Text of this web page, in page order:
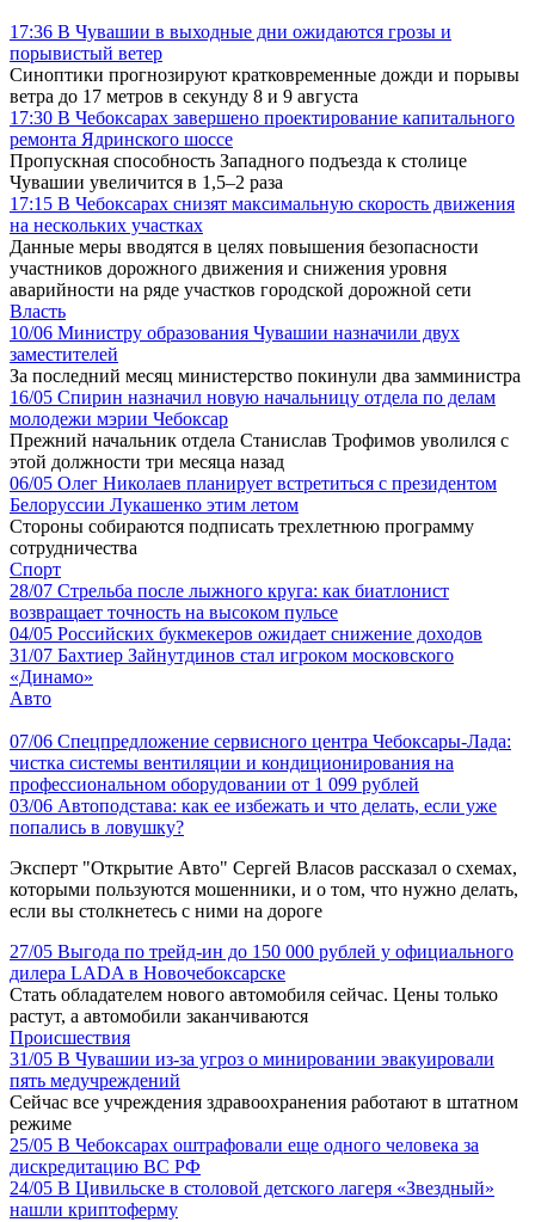
17:36 В Чувашии в выходные дни ожидаются грозы и
порывистый ветер
Синоптики прогнозируют кратковременные дожди и порывы
ветра до 17 метров в секунду 8 и 9 августа
17:30 В Чебоксарах завершено проектирование капитального
ремонта Ядринского шоссе
Пропускная способность Западного подъезда к столице
Чувашии увеличится в 1,5–2 раза
17:15 В Чебоксарах снизят максимальную скорость движения
на нескольких участках
Данные меры вводятся в целях повышения безопасности
участников дорожного движения и снижения уровня
аварийности на ряде участков городской дорожной сети
Власть
10/06 Министру образования Чувашии назначили двух
заместителей
За последний месяц министерство покинули два замминистра
16/05 Спирин назначил новую начальницу отдела по делам
молодежи мэрии Чебоксар
Прежний начальник отдела Станислав Трофимов уволился с
этой должности три месяца назад
06/05 Олег Николаев планирует встретиться с президентом
Белоруссии Лукашенко этим летом
Стороны собираются подписать трехлетнюю программу
сотрудничества
Спорт
28/07 Стрельба после лыжного круга: как биатлонист
возвращает точность на высоком пульсе
04/05 Российских букмекеров ожидает снижение доходов
31/07 Бахтиер Зайнутдинов стал игроком московского
«Динамо»
Авто
07/06 Спецпредложение сервисного центра Чебоксары-Лада:
чистка системы вентиляции и кондиционирования на
профессиональном оборудовании от 1 099 рублей
03/06 Автоподстава: как ее избежать и что делать, если уже
попались в ловушку?
Эксперт "Открытие Авто" Сергей Власов рассказал о схемах,
которыми пользуются мошенники, и о том, что нужно делать,
если вы столкнетесь с ними на дороге
27/05 Выгода по трейд-ин до 150 000 рублей у официального
дилера LADA в Новочебоксарске
Стать обладателем нового автомобиля сейчас. Цены только
растут, а автомобили заканчиваются
Происшествия
31/05 В Чувашии из-за угроз о минировании эвакуировали
пять медучреждений
Сейчас все учреждения здравоохранения работают в штатном
режиме
25/05 В Чебоксарах оштрафовали еще одного человека за
дискредитацию ВС РФ
24/05 В Цивильске в столовой детского лагеря «Звездный»
нашли криптоферму